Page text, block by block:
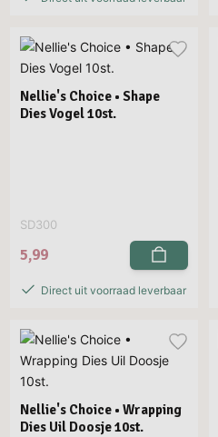
Nellie's Choice • Shape
Dies Vogel 10st.
SD300
5,99
Direct uit voorraad leverbaar
Nellie's Choice • Wrapping
Dies Uil Doosje 10st.